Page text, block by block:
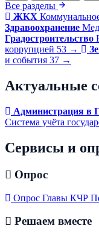
Все разделы
ЖКХ
Здравоохранение
Градостроительство
коррупцией 53 →
и события 37 →
Актуальные
Администрация в
Система учёта
Сервисы и
Опрос
Опрос Главы КЧР
Решаем вместе